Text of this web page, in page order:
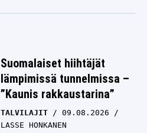
Suomalaiset hiihtäjät
lämpimissä tunnelmissa –
”Kaunis rakkaustarina”
TALVILAJIT
09.08.2026
LASSE HONKANEN